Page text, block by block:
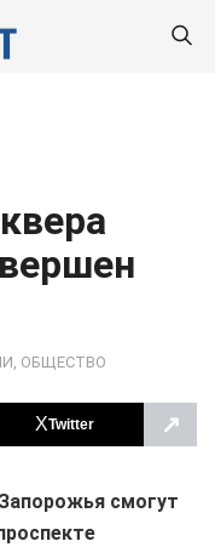
ОБЩЕСТВО
Twitter ↗
смогут